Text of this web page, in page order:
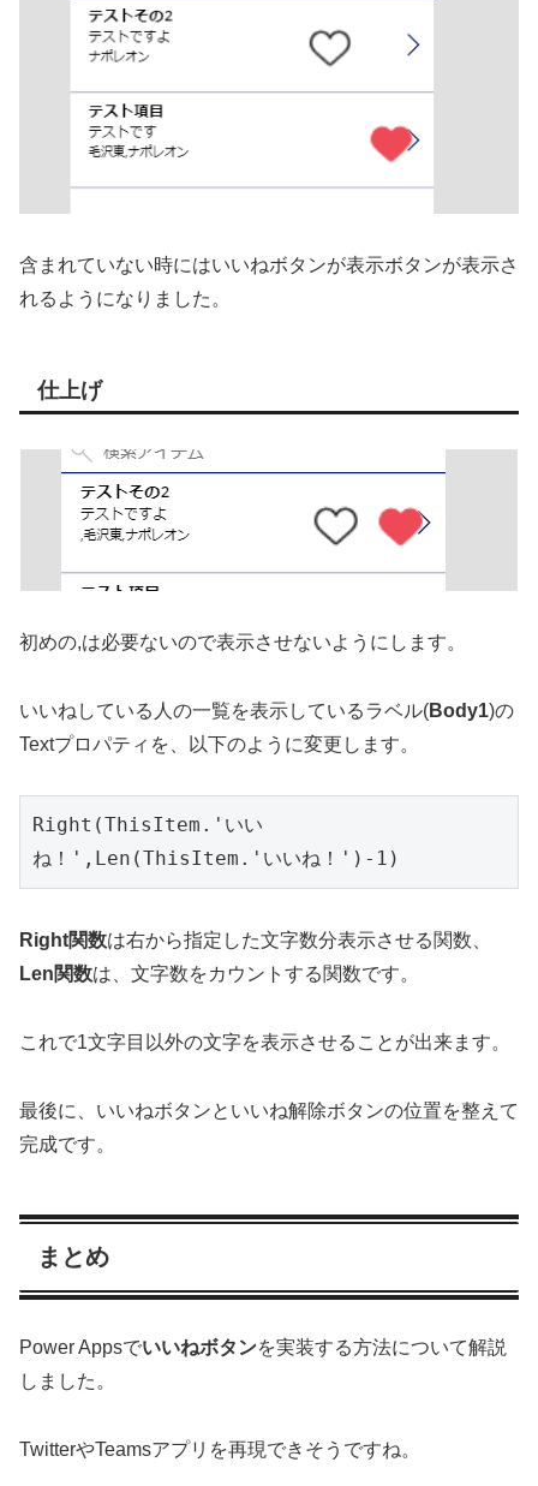
含まれていない時にはいいねボタンが表示ボタンが表示さ
れるようになりました。
仕上げ
初めの,は必要ないので表示させないようにします。
いいねしている人の一覧を表示しているラベル(Body1)の
Textプロパティを、以下のように変更します。
Right(ThisItem.'いい
ね！',Len(ThisItem.'いいね！')-1)
Right関数は右から指定した文字数分表示させる関数、
Len関数は、文字数をカウントする関数です。
これで1文字目以外の文字を表示させることが出来ます。
最後に、いいねボタンといいね解除ボタンの位置を整えて
完成です。
まとめ
Power Appsでいいねボタンを実装する方法について解説
しました。
TwitterやTeamsアプリを再現できそうですね。